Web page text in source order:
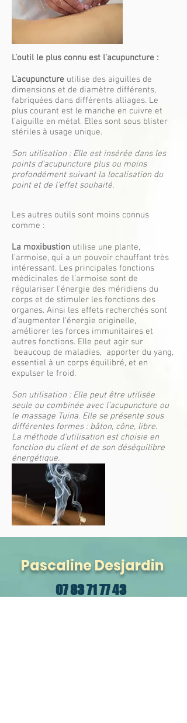
L’outil le plus connu est l’acupuncture :
L’acupuncture utilise des aiguilles de
dimensions et de diamètre différents,
fabriquées dans différents alliages. Le
plus courant est le manche en cuivre et
l’aiguille en métal. Elles sont sous blister
stériles à usage unique.
Son utilisation : Elle est insérée dans les
points d’acupuncture plus ou moins
profondément suivant la localisation du
point et de l’effet souhaité.
Les autres outils sont moins connus
comme :
La moxibustion utilise une plante,
l’armoise, qui a un pouvoir chauffant très
intéressant. Les principales fonctions
médicinales de l’armoise sont de
régulariser l’énergie des méridiens du
corps et de stimuler les fonctions des
organes. Ainsi les effets recherchés sont
d’augmenter l’énergie originelle,
améliorer les forces immunitaires et
autres fonctions. Elle peut agir sur
beaucoup de maladies, apporter du yang,
essentiel à un corps équilibré, et en
expulser le froid.
Son utilisation : Elle peut être utilisée
seule ou combinée avec l’acupuncture ou
le massage Tuina. Elle se présente sous
différentes formes : bâton, cône, libre.
La méthode d’utilisation est choisie en
fonction du client et de son déséquilibre
énergétique.
Pascaline Desjardin
07 83 71 77 43